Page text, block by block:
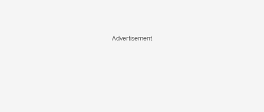
Advertisement